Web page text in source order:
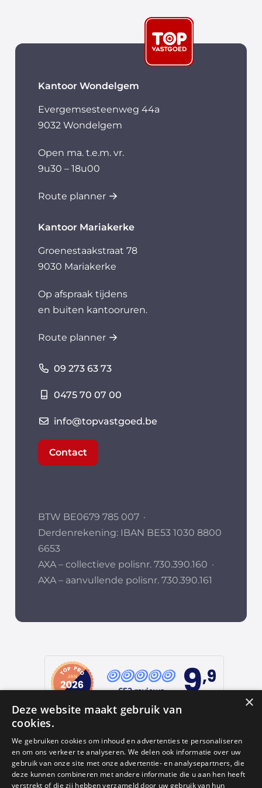
Kantoor Wondelgem
Evergemsesteenweg 44a
9032 Wondelgem
Open ma. t.e.m. vr.
9u30 – 18u00
Route planner
Kantoor Mariakerke
Groenestaakstraat 78
9030 Mariakerke
Op afspraak tijdens
en buiten kantooruren.
Route planner
09 273 63 73
0475 70 07 00
info@topvastgoed.be
Contact
BTW BE0679 785 007 ·
Derdenrekening: IBAN BE53 1030 8800
6653
AXA – collectieve polisnr. 730.390.160 ·
AXA – aanvullende polisnr. 730.390.161
652 reviews 9,9
provided by
Google Reviews
4.9
×
Deze website maakt gebruik van
cookies.
We gebruiken cookies om inhoud en advertenties te personaliseren
en om ons verkeer te analyseren. We delen ook informatie over uw
gebruik van onze site met onze advertentie- en analysepartners, die
deze kunnen combineren met andere informatie die u aan hen heeft
verstrekt of die zij hebben verzameld door uw gebruik van hun